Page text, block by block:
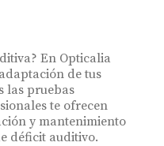
En Opticalia
de tus
las pruebas
te ofrecen
y mantenimiento
déficit auditivo.